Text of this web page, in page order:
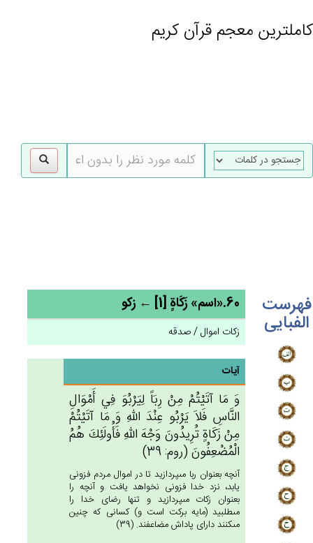
کاملترین معجم قرآن کریم
فهرست
الفبایی
60.«اسم» زَكَاة‌ٍ [1] ← زکو
زکات اموال / صدقه
آیات
وَ مَا آتَيْتُمْ‌ مِنْ‌ رِبَاً لِيَرْبُوَ فِي‌ أَمْوَال‌ِ
النَّاس‌ِ فَلاَ يَرْبُو عِنْدَ الله‌ِ وَ مَا آتَيْتُمْ‌
مِنْ‌ زَكَاة‌ٍ تُرِيدُون‌َ وَجْه‌َ الله‌ِ فَأُولَئِك‌َ هُم‌ُ
الْمُضْعِفُون‌َ (روم: 39)
آنچه بعنوان ربا مى‏پردازيد تا در اموال مردم فزونى
يابد، نزد خدا فزونى نخواهد يافت و آنچه را
بعنوان زكات مى‏پردازيد و تنها رضاى خدا را
مى‏طلبيد (مايه بركت است و) كسانى كه چنين
مى‏كنند داراى پاداش مضاعفند. (39)